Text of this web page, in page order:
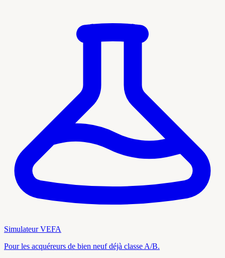
Simulateur VEFA
Pour les acquéreurs de bien neuf déjà classe A/B.